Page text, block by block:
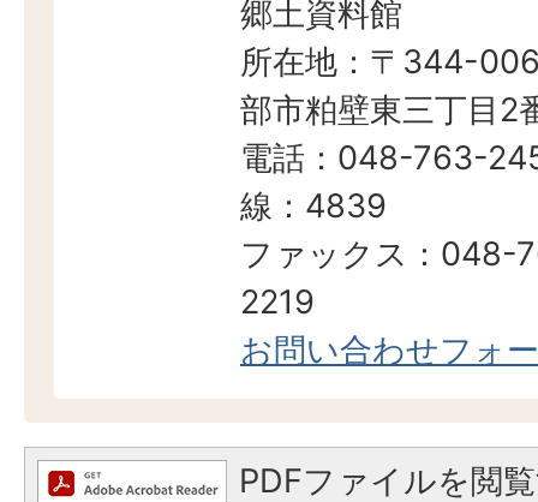
郷土資料館
所在地：〒344-
部市粕壁東三丁目2
電話：048-763-
線：4839
ファックス：048-
2219
お問い合わせフォ
PDFファイルを閲